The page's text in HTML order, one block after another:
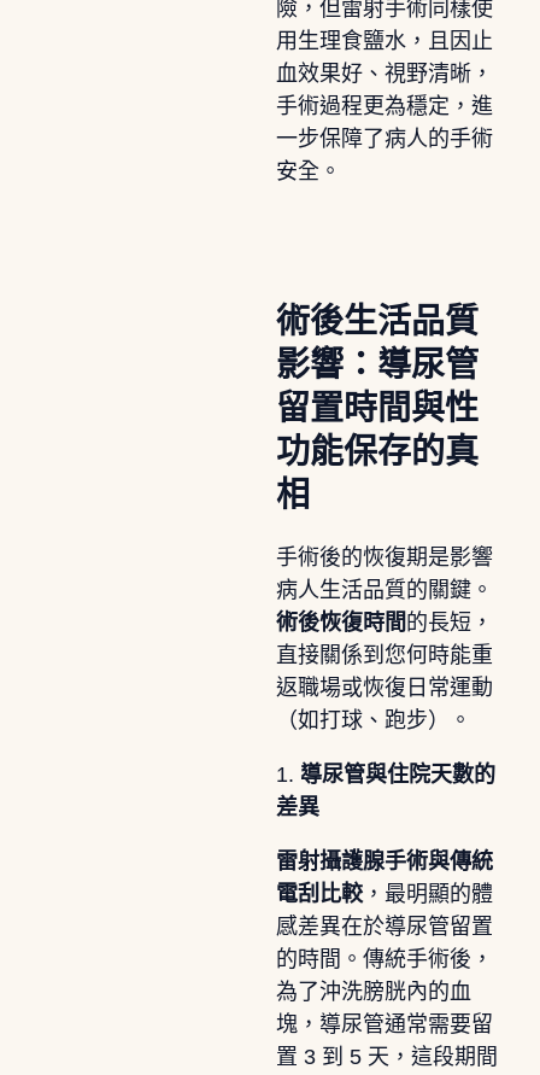
險，但雷射手術同樣使
用生理食鹽水，且因止
血效果好、視野清晰，
手術過程更為穩定，進
一步保障了病人的手術
安全。
術後生活品質
影響：導尿管
留置時間與性
功能保存的真
相
手術後的恢復期是影響
病人生活品質的關鍵。
術後恢復時間的長短，
直接關係到您何時能重
返職場或恢復日常運動
（如打球、跑步）。
1. 導尿管與住院天數的
差異
雷射攝護腺手術與傳統
電刮比較，最明顯的體
感差異在於導尿管留置
的時間。傳統手術後，
為了沖洗膀胱內的血
塊，導尿管通常需要留
置 3 到 5 天，這段期間